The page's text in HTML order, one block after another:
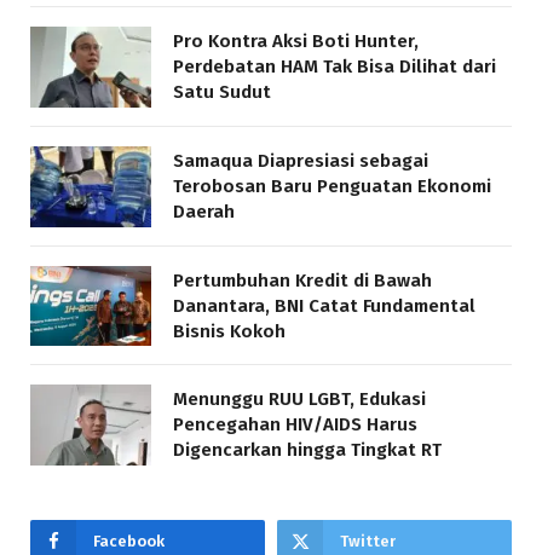
Pro Kontra Aksi Boti Hunter,
Perdebatan HAM Tak Bisa Dilihat dari
Satu Sudut
Samaqua Diapresiasi sebagai
Terobosan Baru Penguatan Ekonomi
Daerah
Pertumbuhan Kredit di Bawah
Danantara, BNI Catat Fundamental
Bisnis Kokoh
Menunggu RUU LGBT, Edukasi
Pencegahan HIV/AIDS Harus
Digencarkan hingga Tingkat RT
Facebook Twitter